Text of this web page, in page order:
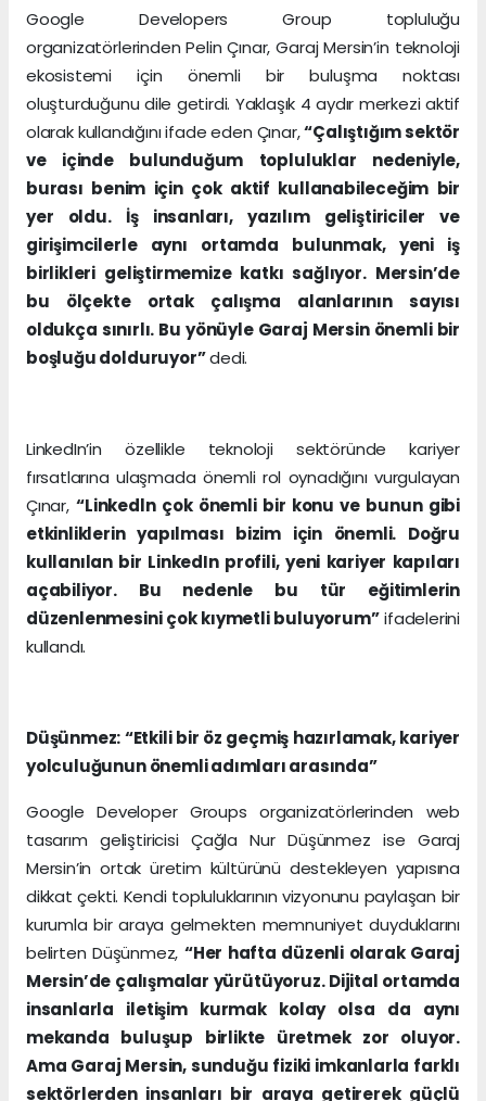
Google Developers Group topluluğu
organizatörlerinden Pelin Çınar, Garaj Mersin’in teknoloji
ekosistemi için önemli bir buluşma noktası
oluşturduğunu dile getirdi. Yaklaşık 4 aydır merkezi aktif
olarak kullandığını ifade eden Çınar,“Çalıştığım sektör
ve içinde bulunduğum topluluklar nedeniyle,
burası benim için çok aktif kullanabileceğim bir
yer oldu. İş insanları, yazılım geliştiriciler ve
girişimcilerle aynı ortamda bulunmak, yeni iş
birlikleri geliştirmemize katkı sağlıyor. Mersin’de
bu ölçekte ortak çalışma alanlarının sayısı
oldukça sınırlı. Bu yönüyle Garaj Mersin önemli bir
boşluğu dolduruyor”dedi.
LinkedIn’in özellikle teknoloji sektöründe kariyer
fırsatlarına ulaşmada önemli rol oynadığını vurgulayan
Çınar,“Linkedln çok önemli bir konu ve bunun gibi
etkinliklerin yapılması bizim için önemli. Doğru
kullanılan bir LinkedIn profili, yeni kariyer kapıları
açabiliyor. Bu nedenle bu tür eğitimlerin
düzenlenmesini çok kıymetli buluyorum”ifadelerini
kullandı.
Düşünmez: “Etkili bir öz geçmiş hazırlamak, kariyer
yolculuğunun önemli adımları arasında”
Google Developer Groups organizatörlerinden web
tasarım geliştiricisi Çağla Nur Düşünmez ise Garaj
Mersin’in ortak üretim kültürünü destekleyen yapısına
dikkat çekti. Kendi topluluklarının vizyonunu paylaşan bir
kurumla bir araya gelmekten memnuniyet duyduklarını
belirten Düşünmez, “Her hafta düzenli olarak Garaj
Mersin’de çalışmalar yürütüyoruz. Dijital ortamda
insanlarla iletişim kurmak kolay olsa da aynı
mekanda buluşup birlikte üretmek zor oluyor.
Ama Garaj Mersin, sunduğu fiziki imkanlarla farklı
sektörlerden insanları bir araya getirerek güçlü